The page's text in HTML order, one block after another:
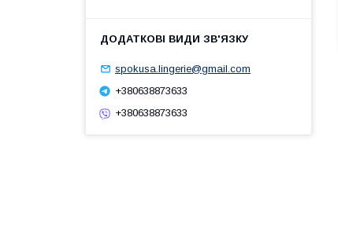
spokusa.lingerie@gmail.com
+380638873633
+380638873633